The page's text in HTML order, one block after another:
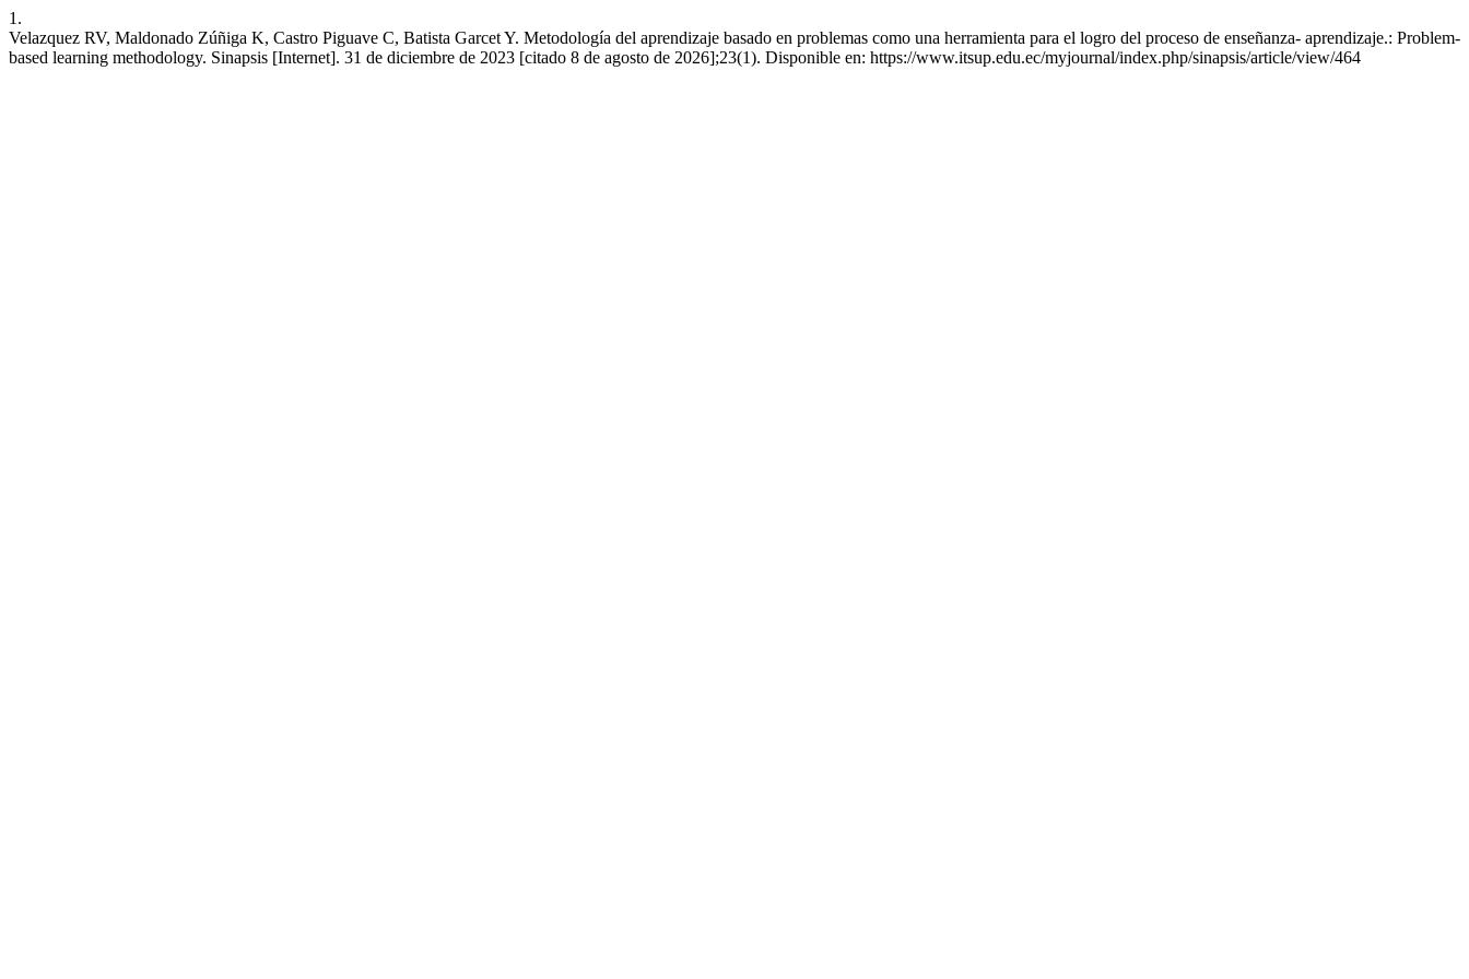
1.
Velazquez RV, Maldonado Zúñiga K, Castro Piguave C, Batista Garcet Y. Metodología del aprendizaje basado en problemas como una herramienta para el logro del proceso de enseñanza- aprendizaje.: Problem-
based learning methodology. Sinapsis [Internet]. 31 de diciembre de 2023 [citado 8 de agosto de 2026];23(1). Disponible en: https://www.itsup.edu.ec/myjournal/index.php/sinapsis/article/view/464